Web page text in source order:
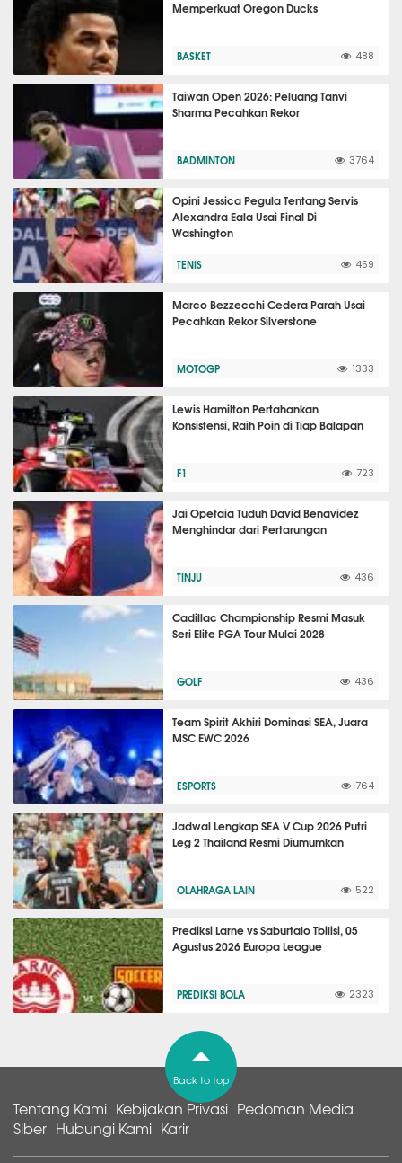
Memperkuat Oregon Ducks
BASKET 488
Taiwan Open 2026: Peluang Tanvi
Sharma Pecahkan Rekor
BADMINTON 3764
Opini Jessica Pegula Tentang Servis
Alexandra Eala Usai Final Di
Washington
TENIS 459
Marco Bezzecchi Cedera Parah Usai
Pecahkan Rekor Silverstone
MOTOGP 1333
Lewis Hamilton Pertahankan
Konsistensi, Raih Poin di Tiap Balapan
F1 723
Jai Opetaia Tuduh David Benavidez
Menghindar dari Pertarungan
TINJU 436
Cadillac Championship Resmi Masuk
Seri Elite PGA Tour Mulai 2028
GOLF 436
Team Spirit Akhiri Dominasi SEA, Juara
MSC EWC 2026
ESPORTS 764
Jadwal Lengkap SEA V Cup 2026 Putri
Leg 2 Thailand Resmi Diumumkan
OLAHRAGA LAIN 522
Prediksi Larne vs Saburtalo Tbilisi, 05
Agustus 2026 Europa League
PREDIKSI BOLA 2323
Back to top
Tentang Kami Kebijakan Privasi Pedoman Media
Siber Hubungi Kami Karir